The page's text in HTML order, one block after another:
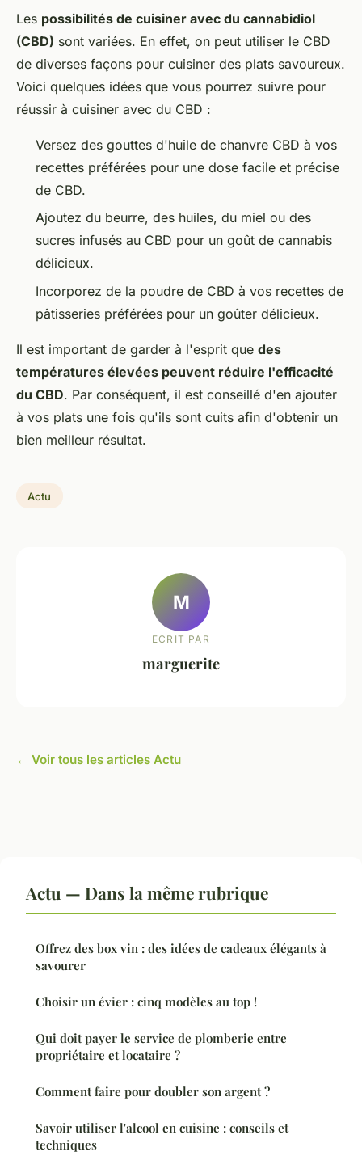
Les possibilités de cuisiner avec du cannabidiol
(CBD) sont variées. En effet, on peut utiliser le CBD
de diverses façons pour cuisiner des plats savoureux.
Voici quelques idées que vous pourrez suivre pour
réussir à cuisiner avec du CBD :
Versez des gouttes d'huile de chanvre CBD à vos
recettes préférées pour une dose facile et précise
de CBD.
Ajoutez du beurre, des huiles, du miel ou des
sucres infusés au CBD pour un goût de cannabis
délicieux.
Incorporez de la poudre de CBD à vos recettes de
pâtisseries préférées pour un goûter délicieux.
Il est important de garder à l'esprit que des
températures élevées peuvent réduire l'efficacité
du CBD. Par conséquent, il est conseillé d'en ajouter
à vos plats une fois qu'ils sont cuits afin d'obtenir un
bien meilleur résultat.
Actu
M
ECRIT PAR
marguerite
← Voir tous les articles Actu
Actu — Dans la même rubrique
Offrez des box vin : des idées de cadeaux élégants à
savourer
Choisir un évier : cinq modèles au top !
Qui doit payer le service de plomberie entre
propriétaire et locataire ?
Comment faire pour doubler son argent ?
Savoir utiliser l'alcool en cuisine : conseils et
techniques